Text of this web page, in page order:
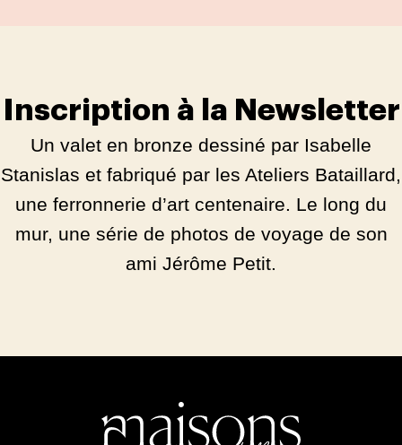
Inscription à la Newsletter
Un valet en bronze dessiné par Isabelle
Stanislas et fabriqué par les Ateliers Bataillard,
une ferronnerie d’art centenaire. Le long du
mur, une série de photos de voyage de son
ami Jérôme Petit.